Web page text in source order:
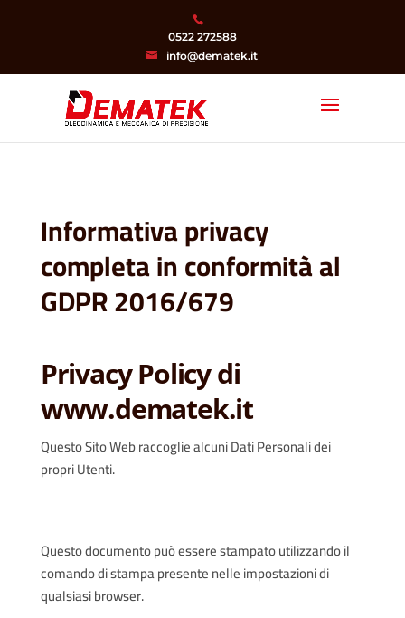
0522 272588
info@dematek.it
Informativa privacy
completa in conformità al
GDPR 2016/679
Privacy Policy di
www.dematek.it
Questo Sito Web raccoglie alcuni Dati Personali dei
propri Utenti.
Questo documento può essere stampato utilizzando il
comando di stampa presente nelle impostazioni di
qualsiasi browser.